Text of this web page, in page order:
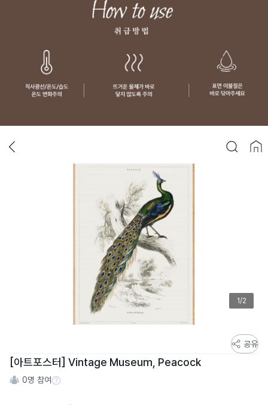
1/2
토
어
스
공유
[아트포스터] Vintage Museum, Peacock
0명 참여참여 수 정보